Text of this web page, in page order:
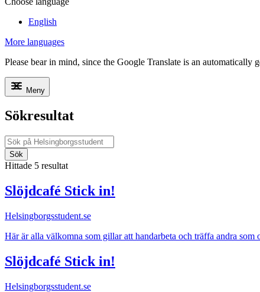
English
More languages
Please bear in mind, since the Google Translate is an
Meny
Sökresultat
Sök
Hittade 5 resultat
Slöjdcafé Stick in!
Helsingborgsstudent.se
Här är alla välkomna som gillar att handarbeta och träffa andra
Slöjdcafé Stick in!
Helsingborgsstudent.se